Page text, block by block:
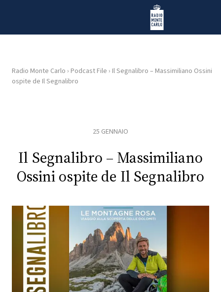
Radio Monte Carlo
HOME
RADIO
PLAYLIST
NEWS
FOTO
CONCORSI
Radio Monte Carlo › Podcast File › Il Segnalibro – Massimiliano Ossini
ospite de Il Segnalibro
25 GENNAIO
Il Segnalibro – Massimiliano
Ossini ospite de Il Segnalibro